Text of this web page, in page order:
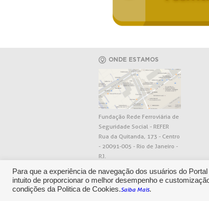
ONDE ESTAMOS
Fundação Rede Ferroviária de
Seguridade Social - REFER
Rua da Quitanda, 173 - Centro
- 20091-005 - Rio de Janeiro -
RJ.
CENTRAL DE
Para que a experiência de navegação dos usuários do
intuito de proporcionar o melhor desempenho e
condições da Politica de Cookies.Saiba Mais.